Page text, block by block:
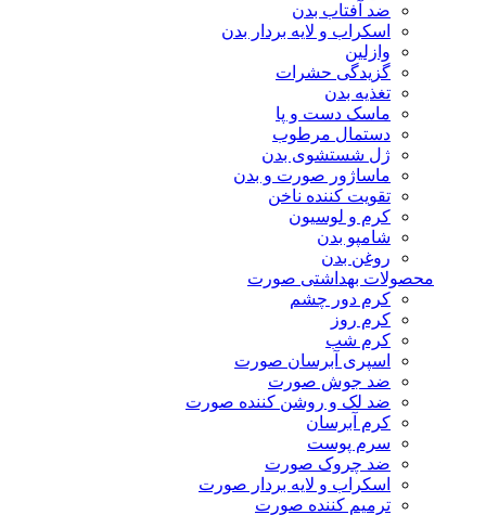
ضد آفتاب بدن
اسکراب و لایه بردار بدن
وازلین
گزیدگی حشرات
تغذیه بدن
ماسک دست و پا
دستمال مرطوب
ژل شستشوی بدن
ماساژور صورت و بدن
تقویت کننده ناخن
کرم و لوسیون
شامپو بدن
روغن بدن
محصولات بهداشتی صورت
کرم دور چشم
کرم روز
کرم شب
اسپری آبرسان صورت
ضد جوش صورت
ضد لک و روشن کننده صورت
کرم آبرسان
سرم پوست
ضد چروک صورت
اسکراب و لایه بردار صورت
ترمیم کننده صورت